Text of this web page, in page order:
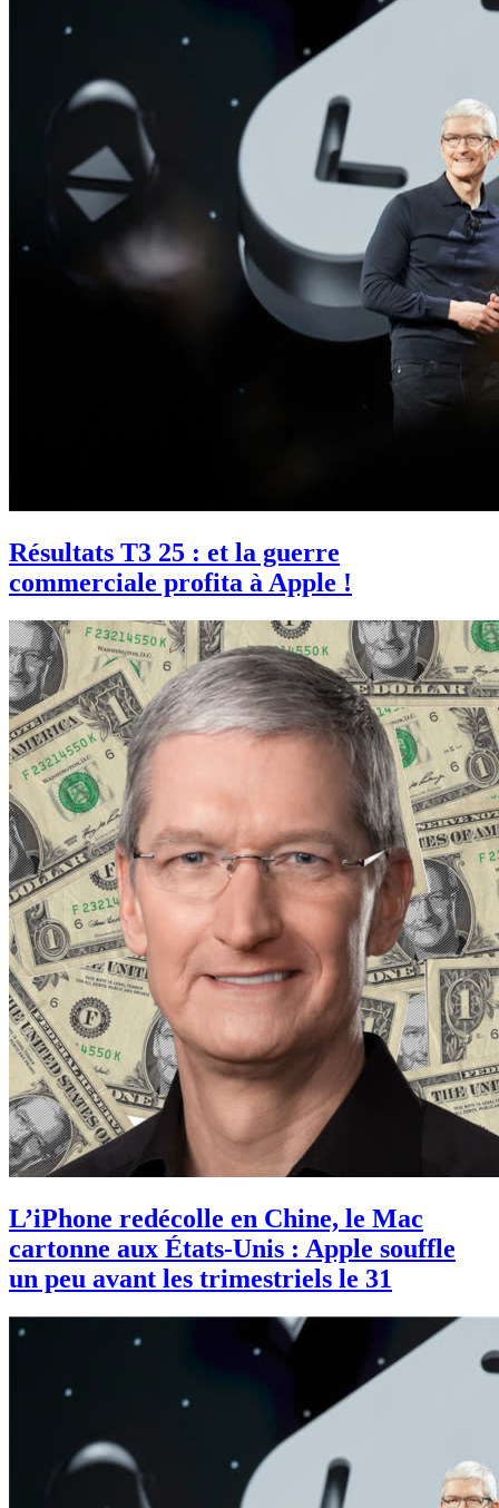
Résultats T3 25 : et la guerre
commerciale profita à Apple !
L’iPhone redécolle en Chine, le Mac
cartonne aux États-Unis : Apple souffle
un peu avant les trimestriels le 31